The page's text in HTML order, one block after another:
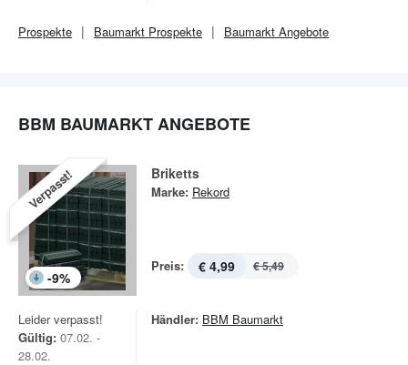
Prospekte Baumarkt Prospekte Baumarkt Angebote
BBM BAUMARKT ANGEBOTE
Verpasst!
-9%
Briketts
Marke: Rekord
Preis: € 4,99 € 5,49
Leider verpasst!
Gültig: 07.02. -
28.02.
Händler: BBM Baumarkt